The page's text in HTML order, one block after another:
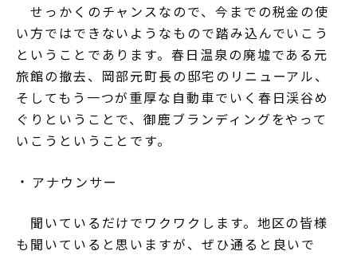
せっかくのチャンスなので、今までの税金の使
い方ではできないようなもので踏み込んでいこう
ということであります。春日温泉の廃墟である元
旅館の撤去、岡部元町長の邸宅のリニューアル、
そしてもう一つが重厚な自動車でいく春日渓谷め
ぐりということで、御鹿ブランディングをやって
いこうということです。
アナウンサー
聞いているだけでワクワクします。地区の皆様
も聞いていると思いますが、ぜひ通ると良いで